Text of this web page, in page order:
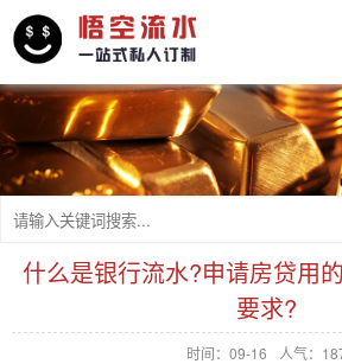
什么是银行流水?申请房贷用
要求?
时间：09-16 人气：